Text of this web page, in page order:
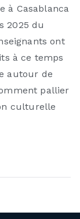
de
Printemps
2025
à Casablanca
2025 du
ont
à ce temps
autour de
pallier
culturelle